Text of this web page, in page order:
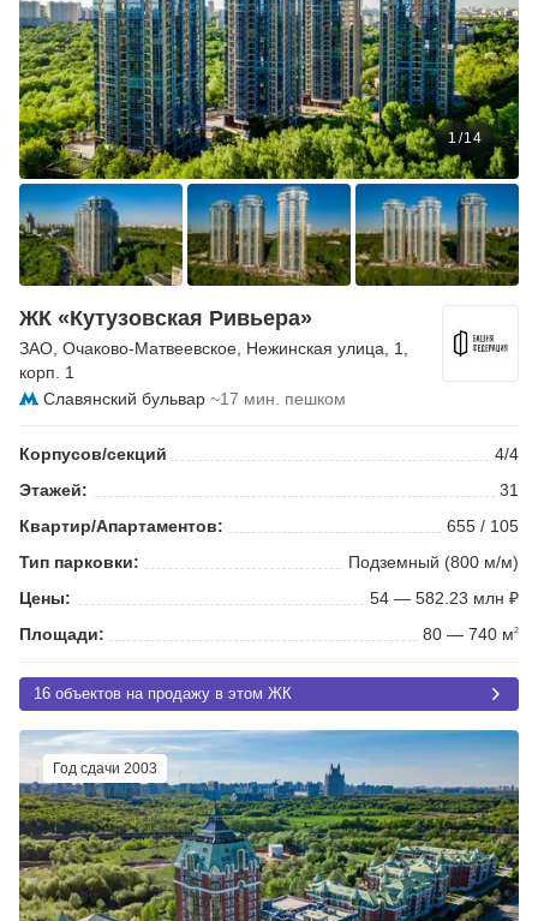
1 /14
ЖК «Кутузовская Ривьера»
ЗАО Очаково-Матвеевское Нежинская улица , 1,
корп. 1
Славянский бульвар ~17 мин. пешком
Корпусов/секций
4/4
Этажей:
31
Квартир/Апартаментов:
655 / 105
Тип парковки:
Подземный (800 м/м)
Цены:
54 — 582.23 млн ₽
Площади:
80 — 740 м2
16 объектов на продажу в этом ЖК
Год сдачи 2003